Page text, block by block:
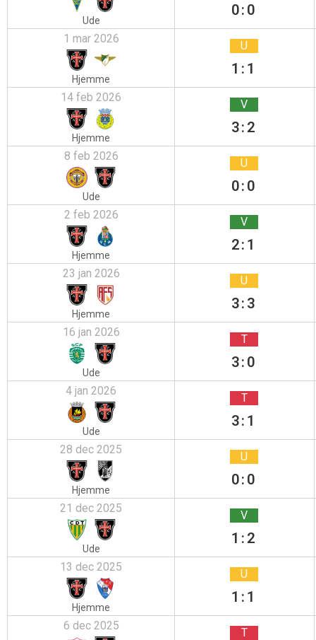
Ude
0:0
1 mar 2026
Hjemme
U
1:1
14 feb 2026
Hjemme
V
3:2
8 feb 2026
Ude
U
0:0
2 feb 2026
Hjemme
V
2:1
23 jan 2026
Hjemme
U
3:3
16 jan 2026
Ude
T
3:0
4 jan 2026
Ude
T
3:1
28 dec 2025
Hjemme
U
0:0
21 dec 2025
Ude
V
1:2
13 dec 2025
Hjemme
U
1:1
6 dec 2025 T